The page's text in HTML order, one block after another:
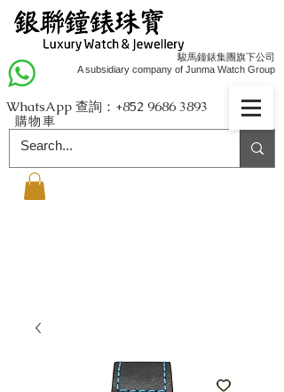
駿馬鐘錶集團旗下公司
A subsidiary company of Junma Watch Group
購物車
WhatsApp 查詢：+852 9686 3893